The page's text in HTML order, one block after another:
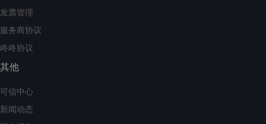
发票管理
服务商协议
咚咚协议
其他
可信中心
新闻动态